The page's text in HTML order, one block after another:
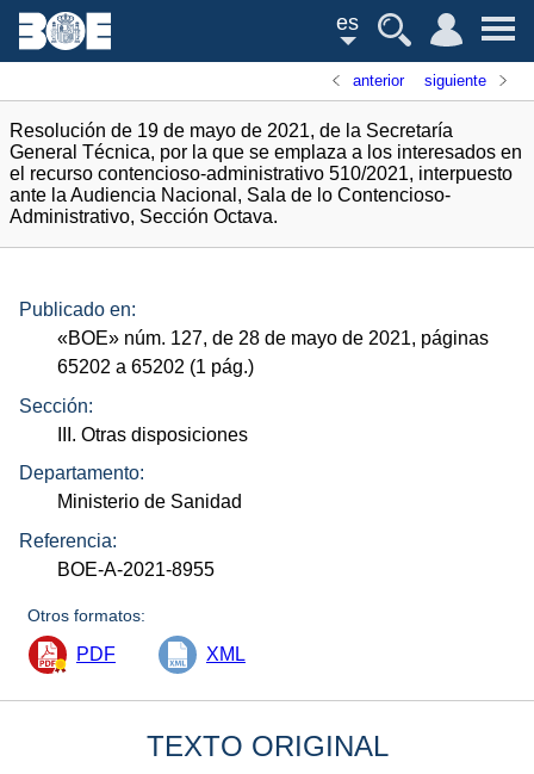
es
anterior siguiente
Resolución de 19 de mayo de 2021, de la Secretaría
General Técnica, por la que se emplaza a los interesados en
el recurso contencioso-administrativo 510/2021, interpuesto
ante la Audiencia Nacional, Sala de lo Contencioso-
Administrativo, Sección Octava.
Publicado en:
«BOE» núm. 127, de 28 de mayo de 2021, páginas
65202 a 65202 (1 pág.)
Sección:
III. Otras disposiciones
Departamento:
Ministerio de Sanidad
Referencia:
BOE-A-2021-8955
Otros formatos:
PDF XML
TEXTO ORIGINAL